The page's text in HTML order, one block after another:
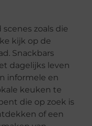
zoals die
kijk op de
Snackbars
dagelijks leven
informele en
keuken te
die op zoek is
of een